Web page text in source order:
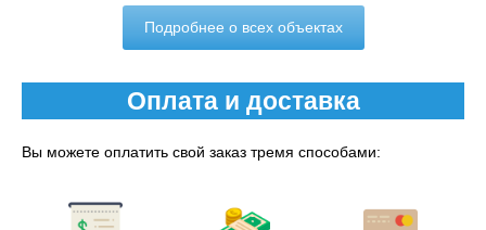
Подробнее о всех объектах
Оплата и доставка
Вы можете оплатить свой заказ тремя способами: